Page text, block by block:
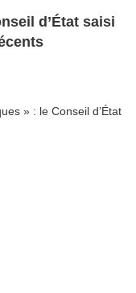
d’État saisi